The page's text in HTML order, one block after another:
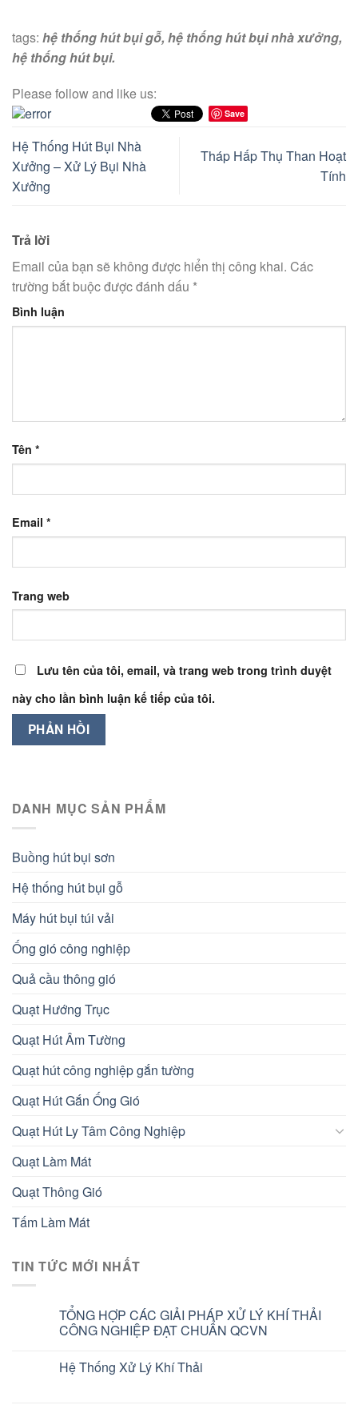
tags: hệ thống hút bụi gỗ, hệ thống hút bụi nhà xưởng,
hệ thống hút bụi.
Please follow and like us:
Save
Hệ Thống Hút Bụi Nhà
Xưởng – Xử Lý Bụi Nhà
Xưởng
Tháp Hấp Thụ Than Hoạt
Tính
Trả lời
Email của bạn sẽ không được hiển thị công khai. Các
trường bắt buộc được đánh dấu *
Bình luận
Tên *
Email *
Trang web
Lưu tên của tôi, email, và trang web trong trình duyệt
này cho lần bình luận kế tiếp của tôi.
DANH MỤC SẢN PHẨM
Buồng hút bụi sơn
Hệ thống hút bụi gỗ
Máy hút bụi túi vải
Ống gió công nghiệp
Quả cầu thông gió
Quạt Hướng Trục
Quạt Hút Âm Tường
Quạt hút công nghiệp gắn tường
Quạt Hút Gắn Ống Gió
Quạt Hút Ly Tâm Công Nghiệp
Quạt Làm Mát
Quạt Thông Gió
Tấm Làm Mát
TIN TỨC MỚI NHẤT
TỔNG HỢP CÁC GIẢI PHÁP XỬ LÝ KHÍ THẢI
CÔNG NGHIỆP ĐẠT CHUẨN QCVN
Hệ Thống Xử Lý Khí Thải